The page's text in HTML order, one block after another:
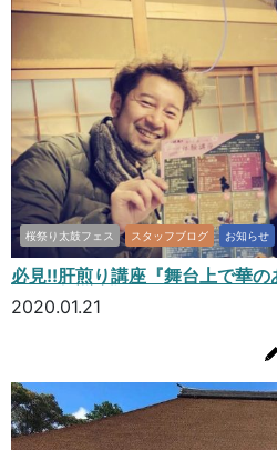
桜祭り太鼓フェス スタッフブログ お知らせ
必見!!肝煎り講座『舞台上で華
2020.01.21